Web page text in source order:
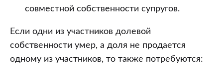
совместной собственности супругов.
Если одни из участников долевой
собственности умер, а доля не продается
одному из участников, то также потребуются: